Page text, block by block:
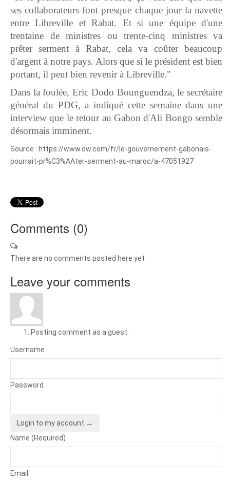
ses collaborateurs font presque chaque jour la navette
entre Libreville et Rabat. Et si une équipe d'une
trentaine de ministres ou trente-cinq ministres va
prêter serment à Rabat, cela va coûter beaucoup
d'argent à notre pays. Alors que si le président est bien
portant, il peut bien revenir à Libreville."
Dans la foulée, Eric Dodo Bounguendza, le secrétaire
général du PDG, a indiqué cette semaine dans une
interview que le retour au Gabon d'Ali Bongo semble
désormais imminent.
Source : https://www.dw.com/fr/le-gouvernement-gabonais-
pourrait-pr%C3%AAter-serment-au-maroc/a-47051927
Comments (0)
There are no comments posted here yet
Leave your comments
Posting comment as a guest.
Username
Password
Login to my account →
Name (Required)
Email